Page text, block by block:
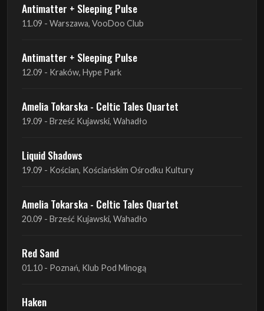
Antimatter + Sleeping Pulse
11.09 - Warszawa, VooDoo Club
Antimatter + Sleeping Pulse
12.09 - Kraków, Hype Park
Amelia Tokarska - Celtic Tales Quartet
19.09 - Brześć Kujawski, Wahadło
Liquid Shadows
19.09 - Kościan, Kościańskim Ośrodku Kultury
Amelia Tokarska - Celtic Tales Quartet
20.09 - Brześć Kujawski, Wahadło
Red Sand
01.10 - Poznań, Klub Pod Minogą
Haken